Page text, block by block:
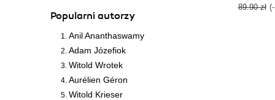
Popularni autorzy
Anil Ananthaswamy
Adam Józefiok
Witold Wrotek
Aurélien Géron
Witold Krieser
89.90 zł